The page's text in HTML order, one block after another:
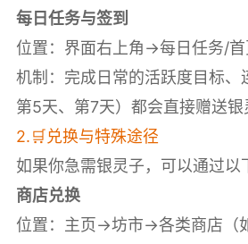
每日任务与签到
位置：界面右上角->每日任务/首
机制：完成日常的活跃度目标、
第5天、第7天）都会直接赠送银
2.🛒兑换与特殊途径
如果你急需银灵子，可以通过以
商店兑换
位置：主页->坊市->各类商店（